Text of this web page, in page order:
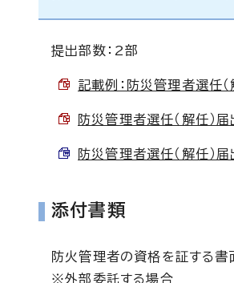
提出部数：2部
記載例：防災管理者選任
防災管理者選任（解任）
防災管理者選任（解任）
添付書類
防火管理者の資格を証する書
※外部委託する場合